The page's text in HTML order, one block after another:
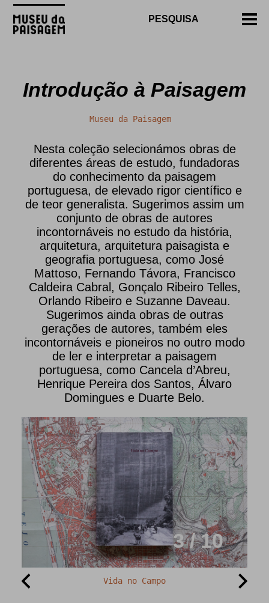
Introdução à Paisagem
Museu da Paisagem
Nesta coleção selecionámos obras de
diferentes áreas de estudo, fundadoras
do conhecimento da paisagem
portuguesa, de elevado rigor científico e
de teor generalista. Sugerimos assim um
conjunto de obras de autores
incontornáveis no estudo da história,
arquitetura, arquitetura paisagista e
geografia portuguesa, como José
Mattoso, Fernando Távora, Francisco
Caldeira Cabral, Gonçalo Ribeiro Telles,
Orlando Ribeiro e Suzanne Daveau.
Sugerimos ainda obras de outras
gerações de autores, também eles
incontornáveis e pioneiros no outro modo
de ler e interpretar a paisagem
portuguesa, como Cancela d’Abreu,
Henrique Pereira dos Santos, Álvaro
Domingues e Duarte Belo.
3 / 10
Vida no Campo